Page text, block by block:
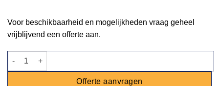
Voor beschikbaarheid en mogelijkheden vraag geheel
vrijblijvend een offerte aan.
Statafel Cuba zwart 120x70cm aantal
Offerte aanvragen